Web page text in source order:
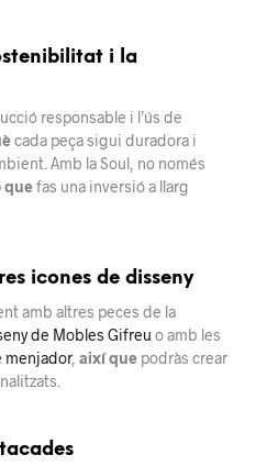
i la
responsable i l’ús de
cada peça sigui duradora i
Amb la Soul, no només
quefas una inversió a llarg
icones de disseny
amb altres peces de la
de Mobles Gifreu o amb les
menjador, així que podràs crear